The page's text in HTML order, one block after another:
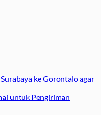
ke Gorontalo agar
untuk Pengiriman